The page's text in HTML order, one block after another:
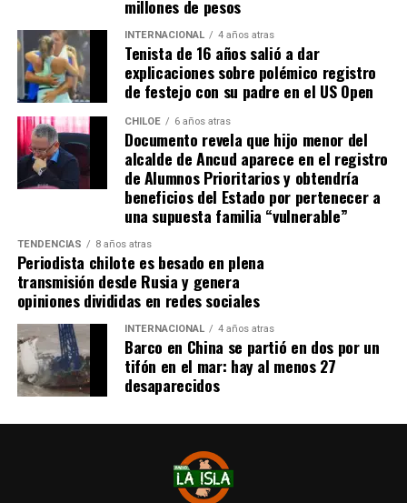
ocupación material, es decir, la persona que quiera
sanear tiene que tener un inmueble construido
sobre el sitio, tiene que estar cerrado, tiene que
estar conectado idealmente a los servicios básicos,
idealmente a agua potable, luz eléctrica y tener
dominio de ocupación material por más de 5 años,
como lo dice la Ley”,recalcó el consejero de la
provincia de Chiloé.
Cabe recordar que el consejero Francisco Cárcamo había
planteado esta inquietud el pasado 20 de marzo en el
Consejo Regional, logrando el acuerdo de todos los
consejeros para oficiar al Ministerio del ramo e invitar a
la Seremi de Bienes Nacionales para informar de la
El personero indicó que la aplicación del dictamen de
Contraloría había generado una tremenda
contradicción entre ministerios, dado que por un lado el
Ministerio de Bienes Nacionales no entregaba títulos de
llamaba a postular a subsidios habitaciones rurales,
recalcando que para acceder a este beneficio, se deben
millones de pesos
INTERNACIONAL 4 años atras
Tenista de 16 años salió a dar
explicaciones sobre polémico registro
de festejo con su padre en el US Open
CHILOE 6 años atras
Documento revela que hijo menor del
alcalde de Ancud aparece en el registro
de Alumnos Prioritarios y obtendría
beneficios del Estado por pertenecer a
una supuesta familia “vulnerable”
TENDENCIAS 8 años atras
Periodista chilote es besado en plena
transmisión desde Rusia y genera
opiniones divididas en redes sociales
INTERNACIONAL 4 años atras
Barco en China se partió en dos por un
tifón en el mar: hay al menos 27
desaparecidos